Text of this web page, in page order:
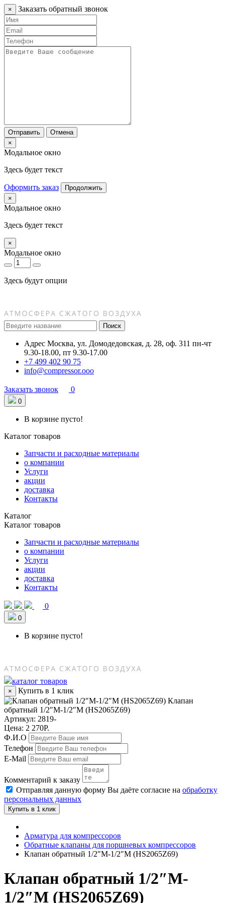
× Заказать обратный звонок
Отправить
Отмена
×
Модальное окно
Здесь будет текст
Оформить заказ
Продолжить
×
Модальное окно
Здесь будет текст
×
Модальное окно
Здесь будут опции
Поиск
Адрес Москва, ул. Домодедовская, д. 28, оф. 311 пн-чт
9.30-18.00, пт 9.30-17.00
+7 499 402 90 75
info@compressor.ooo
Заказать звонок 0
0
В корзине пусто!
Каталог товаров
Запчасти и расходные материалы
о компании
Услуги
акции
доставка
Контакты
Каталог
Каталог товаров
Запчасти и расходные материалы
о компании
Услуги
акции
доставка
Контакты
0
0
В корзине пусто!
каталог товаров
×
Купить в 1 клик
Клапан
обратный 1/2″M-1/2″M (HS2065Z69)
Артикул: 2819-
Цена: 2 270Р.
Ф.И.О
Телефон
E-Mail
Комментарий к заказу
Отправляя данную форму Вы даёте согласие на обработку
персональных данных
Купить в 1 клик
Арматура для компрессоров
Обратные клапаны для поршневых компрессоров
Клапан обратный 1/2″M-1/2″M (HS2065Z69)
Клапан обратный 1/2″M-
1/2″M (HS2065Z69)